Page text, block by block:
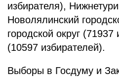
избирателя),
Новолялинский
городской округ
(10597 избирателей).
Выборы в Госдуму и